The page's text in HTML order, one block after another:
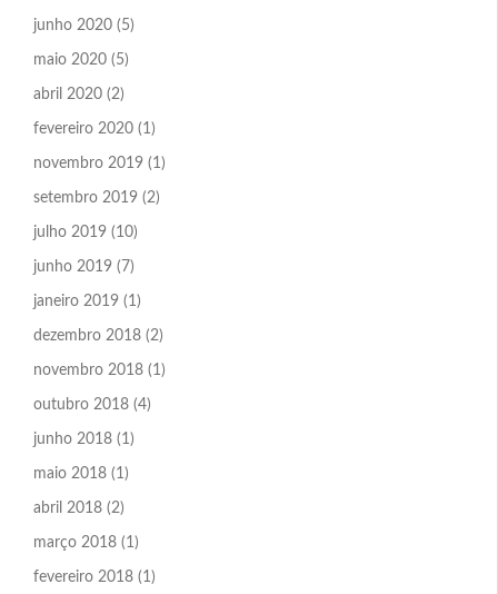
junho 2020 (5)
maio 2020 (5)
abril 2020 (2)
fevereiro 2020 (1)
novembro 2019 (1)
setembro 2019 (2)
julho 2019 (10)
junho 2019 (7)
janeiro 2019 (1)
dezembro 2018 (2)
novembro 2018 (1)
outubro 2018 (4)
junho 2018 (1)
maio 2018 (1)
abril 2018 (2)
março 2018 (1)
fevereiro 2018 (1)